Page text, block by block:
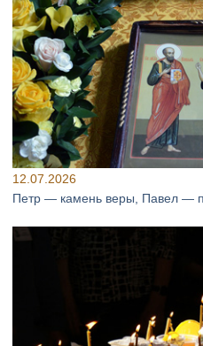
12.07.2026
Петр — камень веры, Павел —